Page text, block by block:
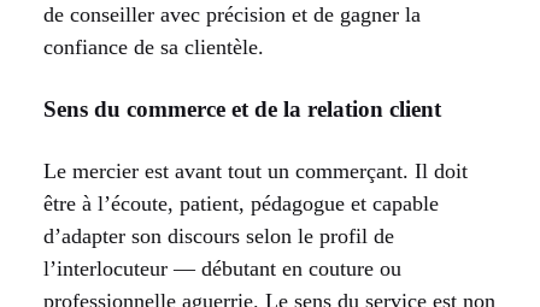
de conseiller avec précision et de gagner la
confiance de sa clientèle.
Sens du commerce et de la relation client
Le mercier est avant tout un commerçant. Il doit
être à l’écoute, patient, pédagogue et capable
d’adapter son discours selon le profil de
l’interlocuteur — débutant en couture ou
professionnelle aguerrie. Le sens du service est non